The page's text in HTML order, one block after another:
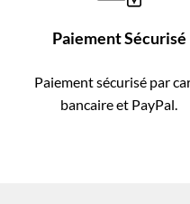
Paiement Sécurisé
Paiement sécurisé par
bancaire et PayPal.